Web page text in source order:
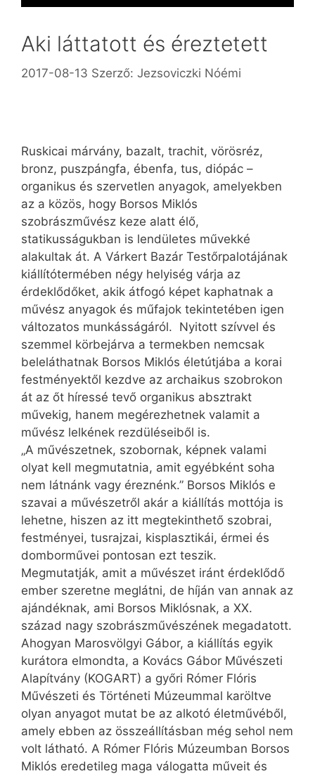
Aki láttatott és éreztetett
2017-08-13 Szerző: Jezsoviczki Nóémi
Ruskicai márvány, bazalt, trachit, vörösréz,
bronz, puszpángfa, ébenfa, tus, diópác –
organikus és szervetlen anyagok, amelyekben
az a közös, hogy Borsos Miklós
szobrászművész keze alatt élő,
statikusságukban is lendületes művekké
alakultak át. A Várkert Bazár Testőrpalotájának
kiállítótermében négy helyiség várja az
érdeklődőket, akik átfogó képet kaphatnak a
művész anyagok és műfajok tekintetében igen
változatos munkásságáról. Nyitott szívvel és
szemmel körbejárva a termekben nemcsak
beleláthatnak Borsos Miklós életútjába a korai
festményektől kezdve az archaikus szobrokon
át az őt híressé tevő organikus absztrakt
művekig, hanem megérezhetnek valamit a
művész lelkének rezdüléseiből is.
„A művészetnek, szobornak, képnek valami
olyat kell megmutatnia, amit egyébként soha
nem látnánk vagy éreznénk.” Borsos Miklós e
szavai a művészetről akár a kiállítás mottója is
lehetne, hiszen az itt megtekinthető szobrai,
festményei, tusrajzai, kisplasztikái, érmei és
domborművei pontosan ezt teszik.
Megmutatják, amit a művészet iránt érdeklődő
ember szeretne meglátni, de híján van annak az
ajándéknak, ami Borsos Miklósnak, a XX.
század nagy szobrászművészének megadatott.
Ahogyan Marosvölgyi Gábor, a kiállítás egyik
kurátora elmondta, a Kovács Gábor Művészeti
Alapítvány (KOGART) a győri Rómer Flóris
Művészeti és Történeti Múzeummal karöltve
olyan anyagot mutat be az alkotó életművéből,
amely ebben az összeállításban még sehol nem
volt látható. A Rómer Flóris Múzeumban Borsos
Miklós eredetileg maga válogatta műveit és